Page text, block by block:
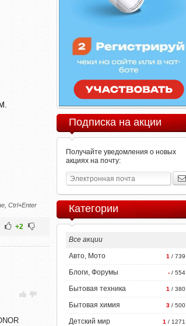
Ctrl+Enter
+2
Подписка на акции
Получайте уведомления о новых
акциях на почту:
Категории
Все акции
1 / 739
Авто, Мото
- / 554
Блоги, Форумы
1 / 380
Бытовая техника
3 / 500
Бытовая химия
1 / 1271
Детский мир